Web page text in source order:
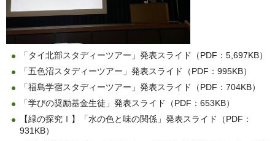
「タイ北部スタディーツアー」発表スライド（PDF：5,697KB）
「五色沼スタディーツアー」発表スライド（PDF：995KB）
「福島学宿スタディーツアー」発表スライド（PDF：704KB）
「学びの奨励基金生徒」発表スライド（PDF：653KB）
【緑の探究Ⅰ】「水の色と味の関係」発表スライド（PDF：
931KB）